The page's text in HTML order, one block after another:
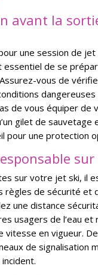
avant la
une session de jet
essentiel de se
vous de
dangereuses
de vous équiper de
gilet de sauvetage
pour une protection
sur
sur votre jet ski, il
règles de sécurité et
une distance
usagers de l’eau et
vitesse en vigueur.
de signalisation